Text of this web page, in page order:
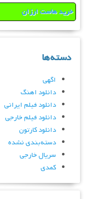
خرید هاست ارزان
دسته‌ها
اگهی
دانلود اهنگ
دانلود فیلم ایرانی
دانلود فیلم خارجی
دانلود کارتون
دسته‌بندی نشده
سریال خارجی
کمدی